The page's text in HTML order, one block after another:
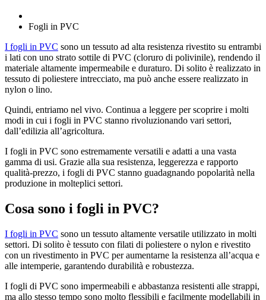
Fogli in PVC
I fogli in PVC sono un tessuto ad alta resistenza rivestito su entrambi
i lati con uno strato sottile di PVC (cloruro di polivinile), rendendo il
materiale altamente impermeabile e duraturo. Di solito è realizzato in
tessuto di poliestere intrecciato, ma può anche essere realizzato in
nylon o lino.
Quindi, entriamo nel vivo. Continua a leggere per scoprire i molti
modi in cui i fogli in PVC stanno rivoluzionando vari settori,
dall’edilizia all’agricoltura.
I fogli in PVC sono estremamente versatili e adatti a una vasta
gamma di usi. Grazie alla sua resistenza, leggerezza e rapporto
qualità-prezzo, i fogli di PVC stanno guadagnando popolarità nella
produzione in molteplici settori.
Cosa sono i fogli in PVC?
I fogli in PVC sono un tessuto altamente versatile utilizzato in molti
settori. Di solito è tessuto con filati di poliestere o nylon e rivestito
con un rivestimento in PVC per aumentarne la resistenza all’acqua e
alle intemperie, garantendo durabilità e robustezza.
I fogli di PVC sono impermeabili e abbastanza resistenti alle strappi,
ma allo stesso tempo sono molto flessibili e facilmente modellabili in